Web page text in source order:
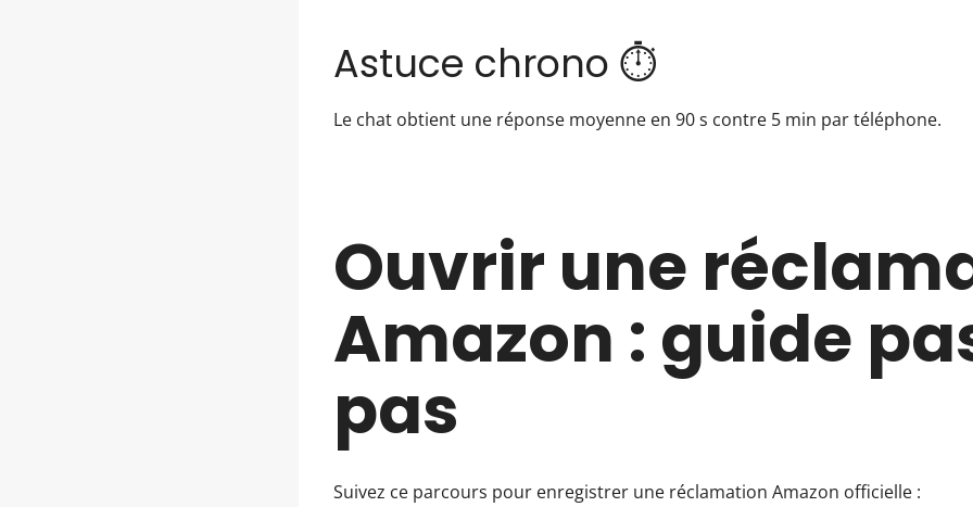
Astuce chrono ⏱️
Le chat obtient une réponse moyenne en 90 s contre 5 min par téléphone.
Ouvrir une
Amazon : guide
pas
Suivez ce parcours pour enregistrer une réclamation Amazon officielle :